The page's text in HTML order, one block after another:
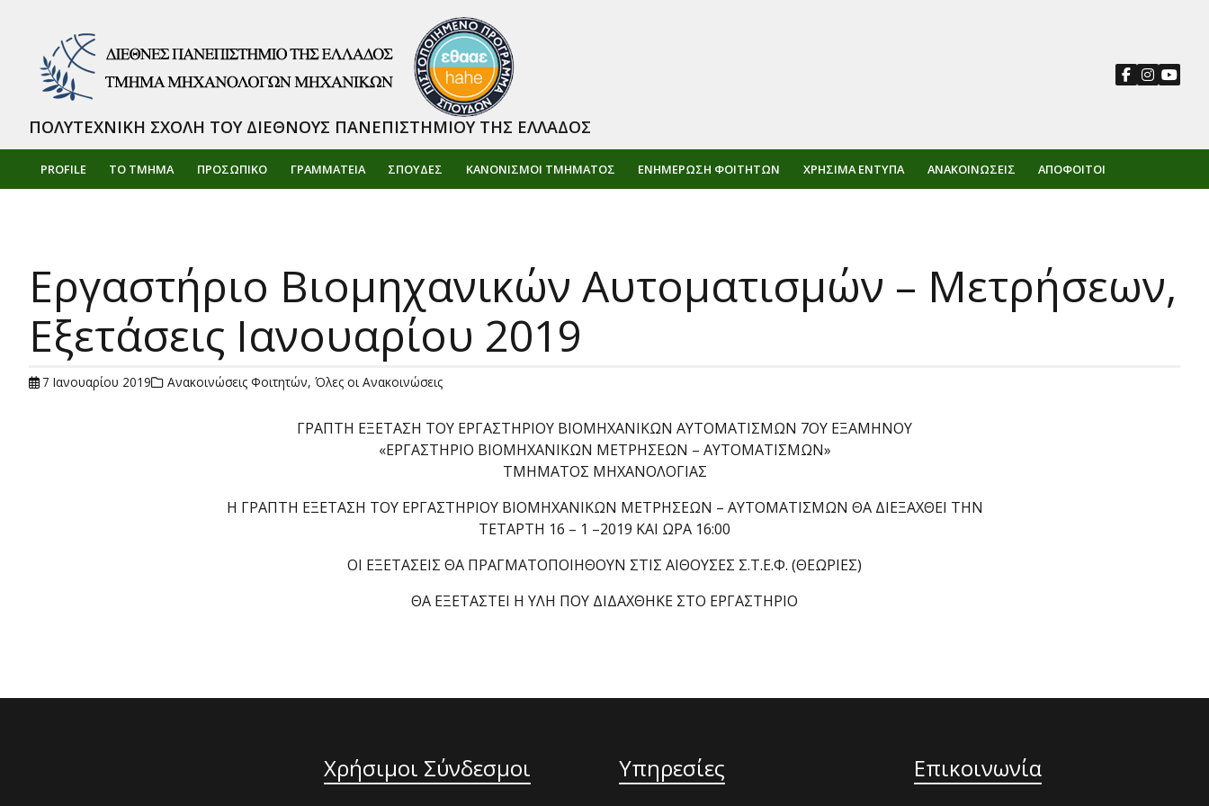
PROFILE ΤΟ ΤΜΗΜΑ ΠΡΟΣΩΠΙΚΌ ΓΡΑΜΜΑΤΕΙΑ ΣΠΟΥΔΕΣ ΚΑΝΟΝΙΣΜΟΙ ΤΜΗΜΑΤΟΣ ΕΝΗΜΈΡΩΣΗ ΦΟΙΤΗΤΏΝ ΧΡΉΣΙΜΑ ΈΝΤΥΠΑ ΑΝΑΚΟΙΝΏΣΕΙΣ ΑΠΌΦΟΙΤΟΙ
ΠΟΛΥΤΕΧΝΙΚΗ ΣΧΟΛΗ ΤΟΥ ΔΙΕΘΝΟΥΣ ΠΑΝΕΠΙΣΤΗΜΙΟΥ ΤΗΣ ΕΛΛΑΔΟΣ
Εργαστήριο Βιομηχανικών Αυτοματισμών – Μετρήσεων,
Εξετάσεις Ιανουαρίου 2019
7 Ιανουαρίου 2019 Ανακοινώσεις Φοιτητών, Όλες οι Ανακοινώσεις
ΓΡΑΠΤΗ ΕΞΕΤΑΣΗ ΤΟΥ ΕΡΓΑΣΤΗΡΙΟΥ ΒΙΟΜΗΧΑΝΙΚΩΝ ΑΥΤΟΜΑΤΙΣΜΩΝ 7ΟΥ ΕΞΑΜΗΝΟΥ
«ΕΡΓΑΣΤΗΡΙΟ ΒΙΟΜΗΧΑΝΙΚΩΝ ΜΕΤΡΗΣΕΩΝ – ΑΥΤΟΜΑΤΙΣΜΩΝ»
ΤΜΗΜΑΤΟΣ ΜΗΧΑΝΟΛΟΓΙΑΣ
Η ΓΡΑΠΤΗ ΕΞΕΤΑΣΗ ΤΟΥ ΕΡΓΑΣΤΗΡΙΟΥ ΒΙΟΜΗΧΑΝΙΚΩΝ ΜΕΤΡΗΣΕΩΝ – ΑΥΤΟΜΑΤΙΣΜΩΝ ΘΑ ΔΙΕΞΑΧΘΕΙ ΤΗΝ
ΤΕΤΑΡΤΗ 16 – 1 –2019 ΚΑΙ ΩΡΑ 16:00
ΟΙ ΕΞΕΤΑΣΕΙΣ ΘΑ ΠΡΑΓΜΑΤΟΠΟΙΗΘΟΥΝ ΣΤΙΣ ΑΙΘΟΥΣΕΣ Σ.Τ.Ε.Φ. (ΘΕΩΡΙΕΣ)
ΘΑ ΕΞΕΤΑΣΤΕΙ Η ΥΛΗ ΠΟΥ ΔΙΔΑΧΘΗΚΕ ΣΤΟ ΕΡΓΑΣΤΗΡΙΟ
Χρήσιμοι Σύνδεσμοι Υπηρεσίες Επικοινωνία